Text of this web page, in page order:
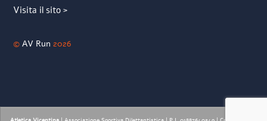
Visita il sito >
©AV Run 2026